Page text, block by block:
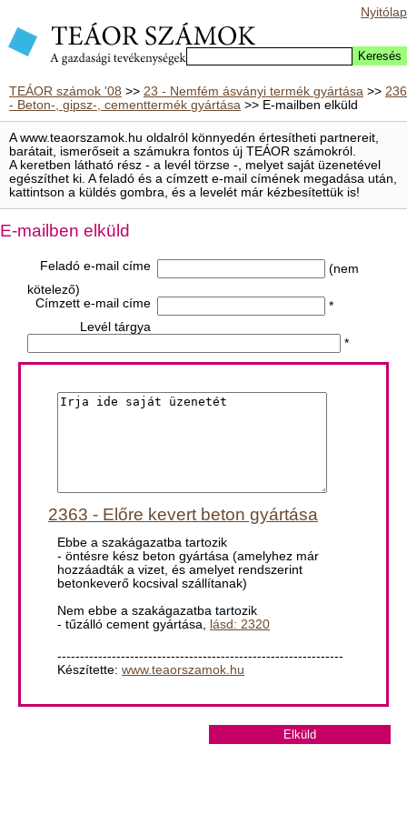
Nyitólap
TEÁOR számok '08 >> 23 - Nemfém ásványi termék gyártása >> 236
- Beton-, gipsz-, cementtermék gyártása >> E-mailben elküld
A www.teaorszamok.hu oldalról könnyedén értesítheti partnereit,
barátait, ismerőseit a számukra fontos új TEÁOR számokról.
A keretben látható rész - a levél törzse -, melyet saját üzenetével
egészíthet ki. A feladó és a címzett e-mail címének megadása után,
kattintson a küldés gombra, és a levelét már kézbesítettük is!
E-mailben elküld
Feladó e-mail címe
(nem
kötelező)
Címzett e-mail címe
*
Levél tárgya
*
2363 - Előre kevert beton gyártása
Ebbe a szakágazatba tartozik
- öntésre kész beton gyártása (amelyhez már
hozzáadták a vizet, és amelyet rendszerint
betonkeverő kocsival szállítanak)
Nem ebbe a szakágazatba tartozik
- tűzálló cement gyártása, lásd: 2320
---------------------------------------------------------------
Készítette: www.teaorszamok.hu